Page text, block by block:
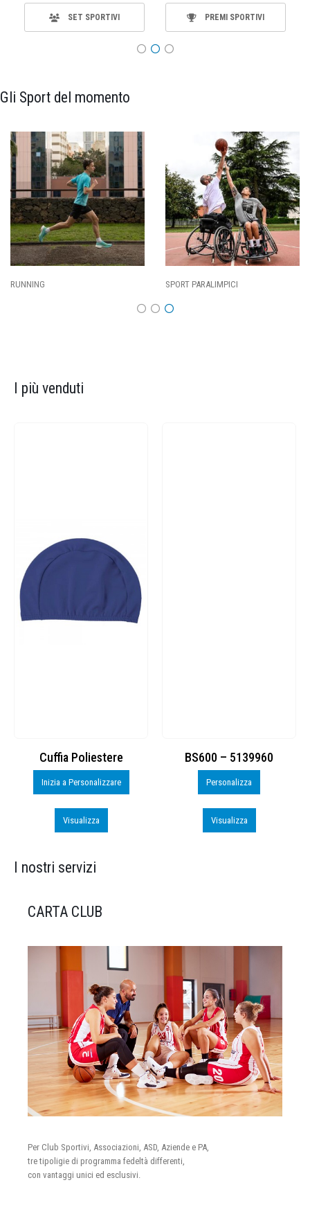
SET SPORTIVI PREMI SPORTIVI
Gli Sport del momento
SPORT PARALIMPICI CALCIO
I più venduti
Cuffia Poliestere
Inizia a Personalizzare
Visualizza
BS600 – 5139960
Personalizza
Visualizza
I nostri servizi
CARTA CLUB
Per Club Sportivi, Associazioni, ASD, Aziende e PA,
tre tipoligie di programma fedeltà differenti,
con vantaggi unici ed esclusivi.